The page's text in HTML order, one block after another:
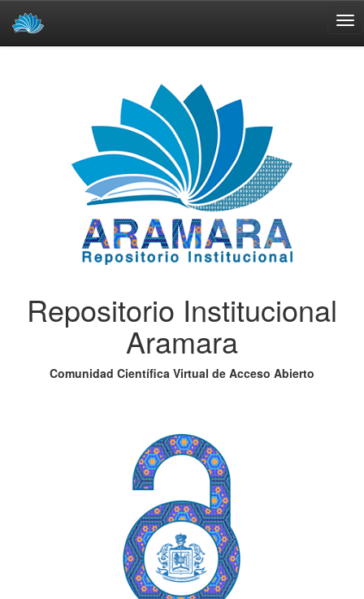
Repositorio Institucional
Aramara
Comunidad Científica Virtual de Acceso Abierto